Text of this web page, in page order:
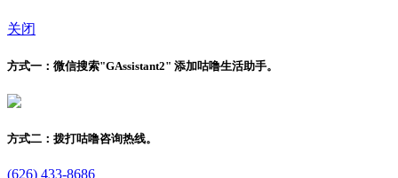
关闭
方式一： 微信搜索"GAssistant2" 添加咕噜生活助手。
方式二： 拨打咕噜咨询热线。
(626) 433-8686